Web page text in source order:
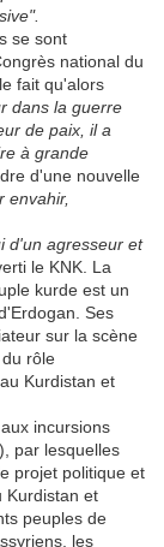
se sont
national du
fait qu'alors
dans la guerre
de paix, il a
à grande
d'une nouvelle
envahir,
d'un agresseur et
le KNK. La
kurde est un
Ses
sur la scène
rôle
Kurdistan et
incursions
par lesquelles
projet politique et
Kurdistan et
peuples de
les